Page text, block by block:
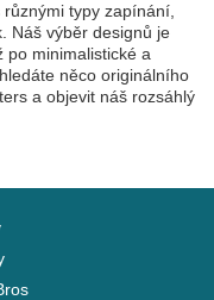
typy zapínání,
Náš výběr designů je
po minimalistické a
něco originálního
a objevit náš rozsáhlý